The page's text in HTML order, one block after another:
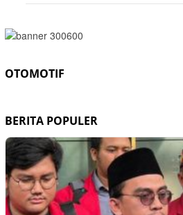
OTOMOTIF
BERITA POPULER